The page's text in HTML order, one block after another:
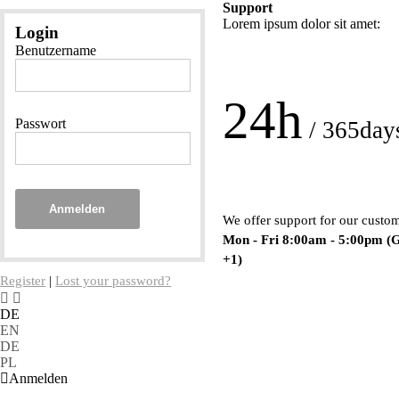
Login
Benutzername
Passwort
Anmelden
Register |Lost your password?
Support
Lorem ipsum dolor sit amet:
24h /
We offer support for our
Mon - Fri 8:00am - 5:00pm
+1)
DE
EN
DE
PL
Anmelden